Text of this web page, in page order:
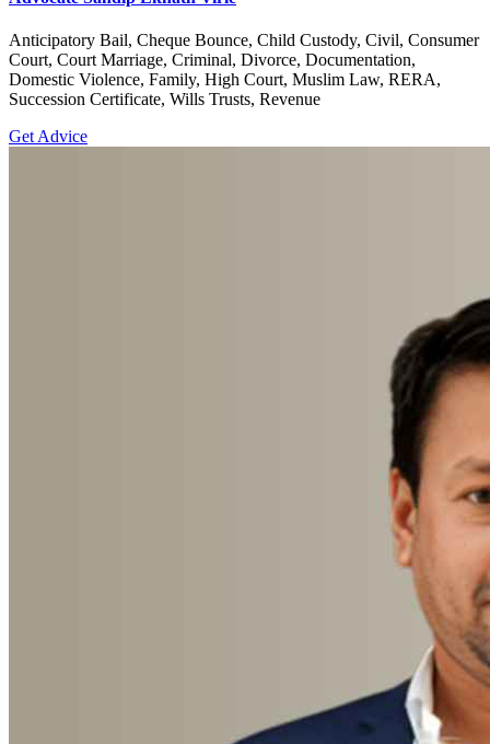
Anticipatory Bail, Cheque Bounce, Child Custody, Civil, Consumer
Court, Court Marriage, Criminal, Divorce, Documentation,
Domestic Violence, Family, High Court, Muslim Law, RERA,
Succession Certificate, Wills Trusts, Revenue
Get Advice